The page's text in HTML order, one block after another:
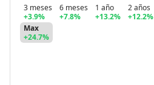
3 meses
+3.9%
6 meses
+7.8%
1 año
+13.2%
2 años
+12.2%
Max
+24.7%